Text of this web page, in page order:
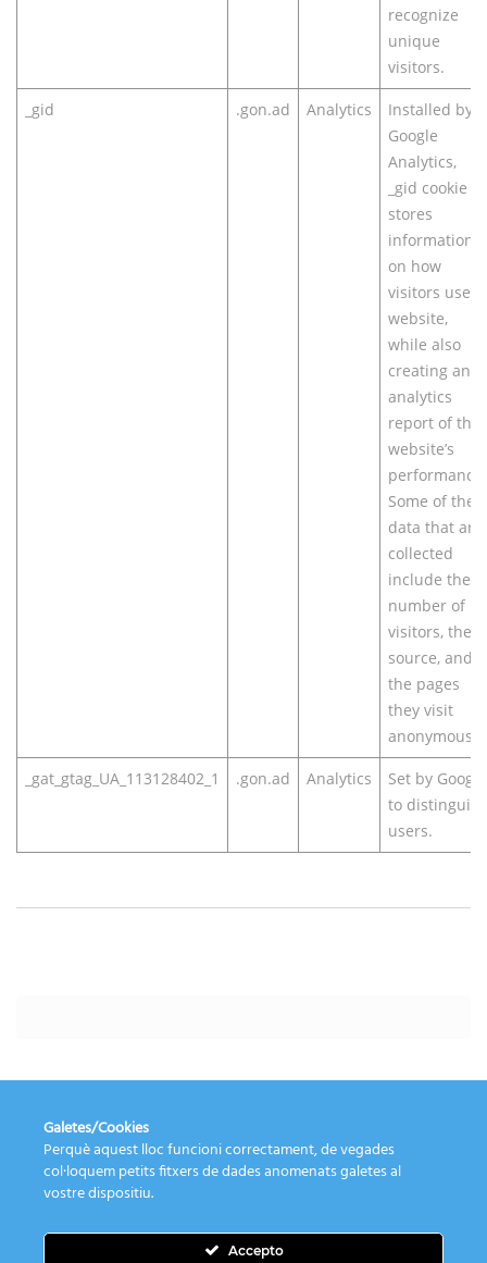
recognize
unique
visitors.
_gid .gon.ad Analytics
Installed by
Google
Analytics,
_gid cookie
stores
information
on how
visitors use a
website,
while also
creating an
analytics
report of the
website’s
performance.
Some of the
data that are
collected
include the
number of
visitors, their
source, and
the pages
they visit
_gat_gtag_UA_113128402_1 .gon.ad Analytics
Set by Google
to distinguish
users.
Política de Cookies
Galetes/Cookies
Perquè aquest lloc funcioni correctament, de vegades
col·loquem petits fitxers de dades anomenats galetes al
vostre dispositiu.
Accepto